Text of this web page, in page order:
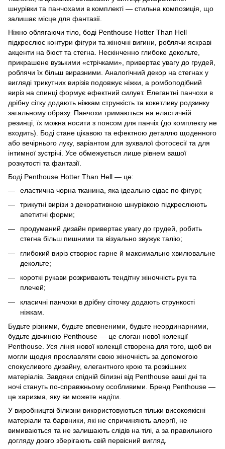
шнурівки та панчохами в комплекті — стильна композиція, що
залишає місце для фантазії.
Ніжно облягаючи тіло, боді Penthouse Hotter Than Hell
підкреслює контури фігури та жіночні вигини, роблячи яскраві
акценти на бюст та стегна. Нескінченно глибоке декольте,
прикрашене вузькими «стрічками», привертає увагу до грудей,
роблячи їх більш виразними. Аналогічний декор на стегнах у
вигляді трикутних вирізів подовжує ніжки, а ромбоподібний
виріз на спинці формує ефектний силует. Елегантні панчохи в
дрібну сітку додають ніжкам стрункість та кокетливу родзинку
загальному образу. Панчохи тримаються на еластичній
резинці, їх можна носити з поясом для панчіх (до комплекту не
входить). Боді стане цікавою та ефектною деталлю щоденного
або вечірнього луку, варіантом для зухвалої фотосесії та для
інтимної зустрічі. Усе обмежується лише рівнем вашої
розкутості та фантазії.
Боді Penthouse Hotter Than Hell — це:
еластична чорна тканина, яка ідеально сідає по фігурі;
трикутні вирізи з декоративною шнурівкою підкреслюють
апетитні форми;
продуманий дизайн привертає увагу до грудей, робить
стегна більш пишними та візуально звужує талію;
глибокий виріз створює гарне й максимально хвилювальне
декольте;
короткі рукави розкривають тендітну жіночність рук та
плечей;
класичні панчохи в дрібну сіточку додають стрункості
ніжкам.
Будьте різними, будьте впевненими, будьте неординарними,
будьте дівчиною Penthouse — це слоган нової колекції
Penthouse. Уся лінія нової колекції створена для того, щоб ви
могли щодня прославляти свою жіночність за допомогою
спокусливого дизайну, елегантного крою та розкішних
матеріалів. Завдяки спідній білизні від Penthouse ваші дні та
ночі стануть по-справжньому особливими. Бренд Penthouse —
це харизма, яку ви можете надіти.
У виробництві білизни використовуються тільки високоякісні
матеріали та барвники, які не спричиняють алергії, не
вимиваються та не залишають слідів на тілі, а за правильного
догляду довго зберігають свій первісний вигляд.